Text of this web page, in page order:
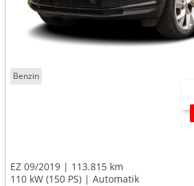
Benzin
EZ 09/2019
113.815 km
110 kW (150 PS)
Automatik